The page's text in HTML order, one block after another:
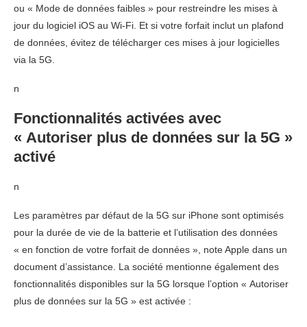
ou « Mode de données faibles » pour restreindre les mises à
jour du logiciel iOS au Wi-Fi. Et si votre forfait inclut un plafond
de données, évitez de télécharger ces mises à jour logicielles
via la 5G.
n
Fonctionnalités activées avec
« Autoriser plus de données sur la 5G »
activé
n
Les paramètres par défaut de la 5G sur iPhone sont optimisés
pour la durée de vie de la batterie et l’utilisation des données
« en fonction de votre forfait de données », note Apple dans un
document d’assistance. La société mentionne également des
fonctionnalités disponibles sur la 5G lorsque l’option « Autoriser
plus de données sur la 5G » est activée :